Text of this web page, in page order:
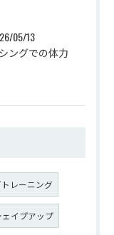
05/13
ングでの体力
レーニング
ェイプアップ